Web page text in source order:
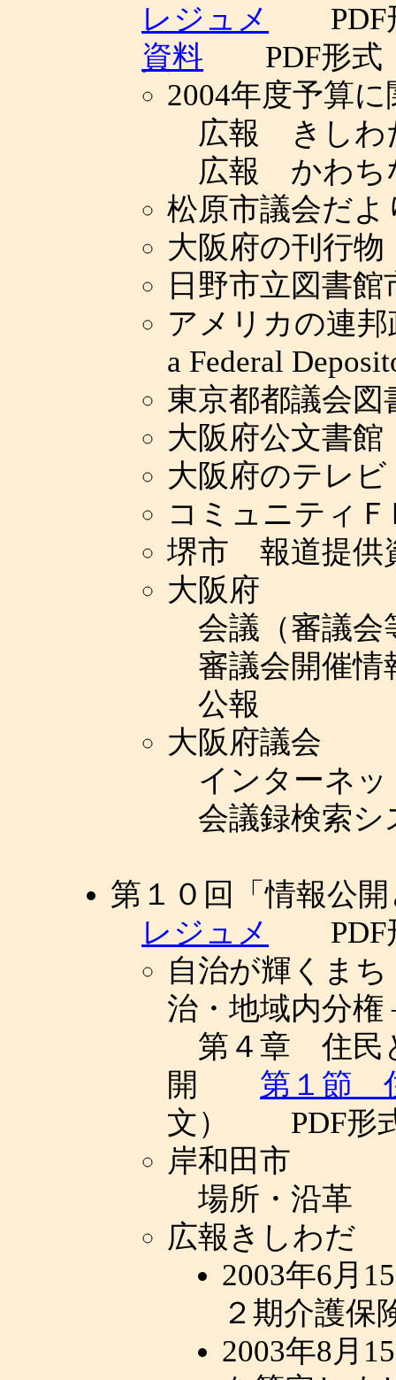
レジュメ
PDF
資料 PDF形式
2004年度予算
広報 きしわ
広報 かわち
松原市議会だよ
大阪府の刊行物
日野市立図書
アメリカの連
a Federal
東京都都議会図
大阪府公文書館
大阪府のテレ
コミュニティ
堺市 報道提供
大阪府
会議（審議会
審議会開催情
公報
大阪府議会
インターネッ
会議録検索シ
第１０回「情報公
レジュメ
PDF
自治が輝くま
治・地域内分
第４章 住民
開 第１節
文） PDF形
岸和田市
場所・沿革
広報きしわだ
2003年6月
２期介護保
2003年8月